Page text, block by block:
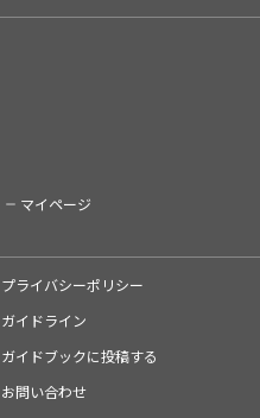
マイページ
プライバシーポリシー
ガイドライン
ガイドブックに投稿する
お問い合わせ